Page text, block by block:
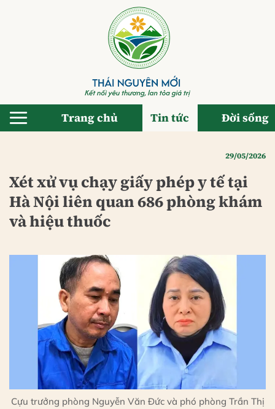
Trang chủ Tin tức Đời sống
29/05/2026
Xét xử vụ chạy giấy phép y tế tại
Hà Nội liên quan 686 phòng khám
và hiệu thuốc
Cựu trưởng phòng Nguyễn Văn Đức và phó phòng Trần Thị